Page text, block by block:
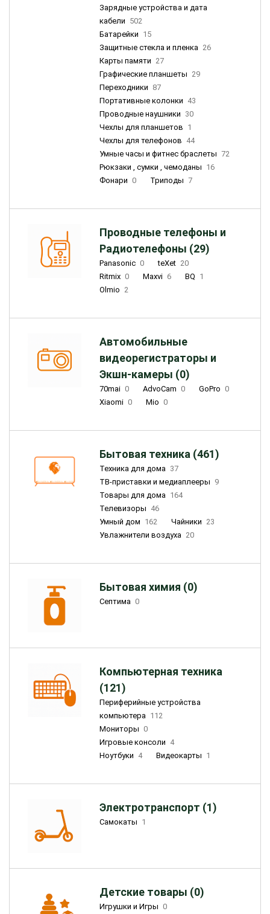
Зарядные устройства и дата
кабели 502
Батарейки 15
Защитные стекла и пленка 26
Карты памяти 27
Графические планшеты 29
Переходники 87
Портативные колонки 43
Проводные наушники 30
Чехлы для планшетов 1
Чехлы для телефонов 44
Умные часы и фитнес браслеты 72
Рюкзаки , сумки , чемоданы 16
Фонари 0 Триподы 7
Проводные телефоны и
Радиотелефоны (29)
Panasonic 0 teXet 20
Ritmix 0 Maxvi 6 BQ 1
Olmio 2
Автомобильные
видеорегистраторы и
Экшн-камеры (0)
70mai 0 AdvoCam 0 GoPro 0
Xiaomi 0 Mio 0
Бытовая техника (461)
Техника для дома 37
ТВ-приставки и медиаплееры 9
Товары для дома 164
Телевизоры 46
Умный дом 162 Чайники 23
Увлажнители воздуха 20
Бытовая химия (0)
Септима 0
Компьютерная техника
(121)
Периферийные устройства
компьютера 112
Мониторы 0
Игровые консоли 4
Ноутбуки 4 Видеокарты 1
Электротранспорт (1)
Самокаты 1
Детские товары (0)
Игрушки и Игры 0